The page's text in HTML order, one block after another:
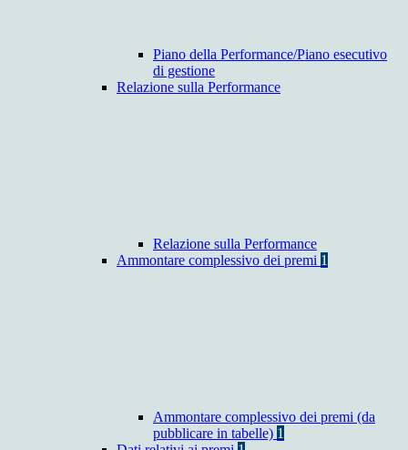
Piano della Performance/Piano esecutivo
di gestione
Relazione sulla Performance
Relazione sulla Performance
Ammontare complessivo dei premi 1
Ammontare complessivo dei premi (da
pubblicare in tabelle) 1